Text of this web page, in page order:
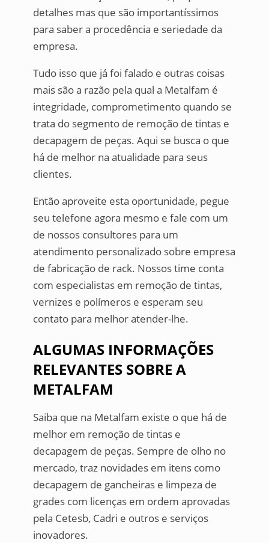
detalhes mas que são importantíssimos
para saber a procedência e seriedade da
empresa.
Tudo isso que já foi falado e outras coisas
mais são a razão pela qual a Metalfam é
integridade, comprometimento quando se
trata do segmento de remoção de tintas e
decapagem de peças. Aqui se busca o que
há de melhor na atualidade para seus
clientes.
Então aproveite esta oportunidade, pegue
seu telefone agora mesmo e fale com um
de nossos consultores para um
atendimento personalizado sobre empresa
de fabricação de rack. Nossos time conta
com especialistas em remoção de tintas,
vernizes e polímeros e esperam seu
contato para melhor atender-lhe.
ALGUMAS INFORMAÇÕES
RELEVANTES SOBRE A
METALFAM
Saiba que na Metalfam existe o que há de
melhor em remoção de tintas e
decapagem de peças. Sempre de olho no
mercado, traz novidades em itens como
decapagem de gancheiras e limpeza de
grades com licenças em ordem aprovadas
pela Cetesb, Cadri e outros e serviços
inovadores.